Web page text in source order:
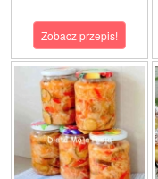
Zobacz przepis!